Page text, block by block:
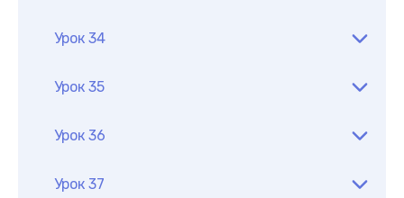
Урок 34
Урок 35
Урок 36
Урок 37